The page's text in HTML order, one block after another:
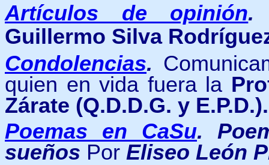
Artículos de opinión
Guillermo Silva
Condolencias.
quien en vida fuera la
Zárate (Q.D.D.G. y
Poemas en CaSu.
sueños Por Eliseo León